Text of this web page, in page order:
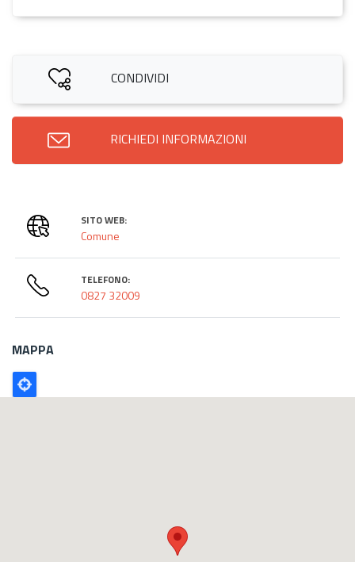
CONDIVIDI
RICHIEDI INFORMAZIONI
SITO WEB:
Comune
TELEFONO:
0827 32009
MAPPA
Poligono
GEO